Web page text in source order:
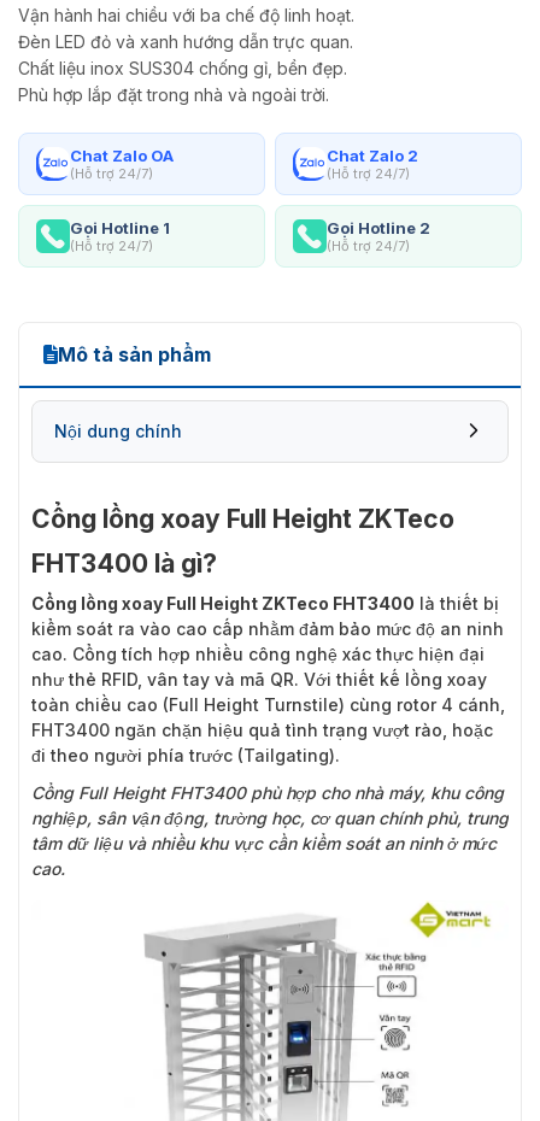
Vận hành hai chiều với ba chế độ linh hoạt.
Đèn LED đỏ và xanh hướng dẫn trực quan.
Chất liệu inox SUS304 chống gỉ, bền đẹp.
Phù hợp lắp đặt trong nhà và ngoài trời.
Chat Zalo OA
(Hỗ trợ 24/7)
Chat Zalo 2
(Hỗ trợ 24/7)
Gọi Hotline 1
(Hỗ trợ 24/7)
Gọi Hotline 2
(Hỗ trợ 24/7)
Mô tả sản phẩm
Nội dung chính
Đặc điểm nổi bật của cổng lồng xoay ZKTeco
Cổng lồng xoay Full Height ZKTeco
FHT3400 là gì?
Cổng lồng xoay Full Height ZKTeco FHT3400 là thiết bị
kiểm soát ra vào cao cấp nhằm đảm bảo mức độ an ninh
cao. Cổng tích hợp nhiều công nghệ xác thực hiện đại
như thẻ RFID, vân tay và mã QR. Với thiết kế lồng xoay
toàn chiều cao (Full Height Turnstile) cùng rotor 4 cánh,
FHT3400 ngăn chặn hiệu quả tình trạng vượt rào, hoặc
đi theo người phía trước (Tailgating).
Cổng Full Height FHT3400 phù hợp cho nhà máy, khu công
nghiệp, sân vận động, trường học, cơ quan chính phủ, trung
tâm dữ liệu và nhiều khu vực cần kiểm soát an ninh ở mức
cao.